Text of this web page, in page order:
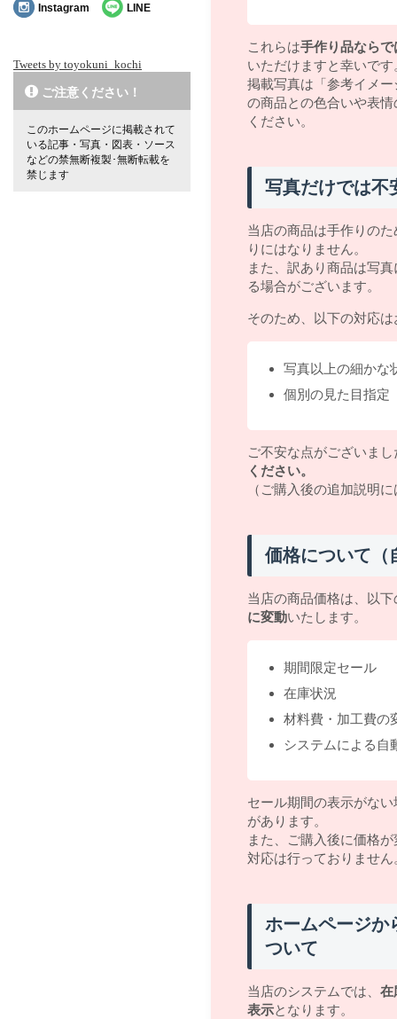
これらは手作り品なら
いただけますと幸いです
掲載写真は「参考イメ
の商品との色合いや表
ください。
写真だけでは不
当店の商品は手作りの
りにはなりません。
また、訳あり商品は写
る場合がございます。
そのため、以下の対応
写真以上の細かな
個別の見た目指定
ご不安な点がございまし
ください。
（ご購入後の追加説明
価格について（
当店の商品価格は、以
に変動いたします。
期間限定セール
在庫状況
材料費・加工費の
システムによる自
セール期間の表示がな
があります。
また、ご購入後に価格
対応は行っておりません
ホームページか
ついて
当店のシステムでは、 在
表示となります。
Instagram LINE
Tweets by toyokuni_kochi
ご注意ください！
このホームページに掲載されて
いる記事・写真・図表・ソース
などの禁無断複製･無断転載を
禁じます